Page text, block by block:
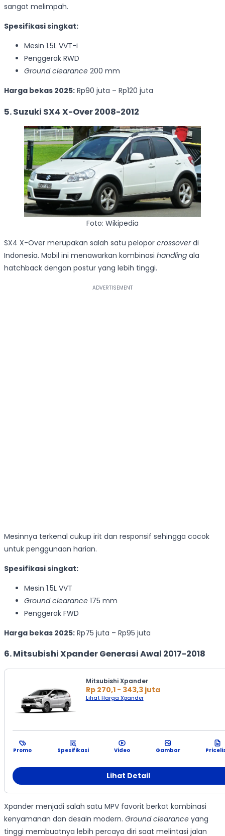
sangat melimpah.
Spesifikasi singkat:
Mesin 1.5L VVT-i
Penggerak RWD
Ground clearance 200 mm
Harga bekas 2025: Rp90 juta – Rp120 juta
5. Suzuki SX4 X-Over 2008-2012
Foto: Wikipedia
SX4 X-Over merupakan salah satu pelopor crossoverdi
Indonesia. Mobil ini menawarkan kombinasi handling ala
hatchback dengan postur yang lebih tinggi.
Mesinnya terkenal cukup irit dan responsif sehingga cocok
untuk penggunaan harian.
Spesifikasi singkat:
Mesin 1.5L VVT
Ground clearance 175 mm
Penggerak FWD
Harga bekas 2025: Rp75 juta – Rp95 juta
6. Mitsubishi Xpander Generasi Awal 2017-2018
Mitsubishi Xpander
Rp 270,1 - 343,3 juta
Lihat Harga Xpander
Promo Spesifikasi Video Gambar
Lihat Detail
Xpander menjadi salah satu MPV favorit berkat kombinasi
kenyamanan dan desain modern. Ground clearance yang
tinggi membuatnya lebih percaya diri saat melintasi jalan